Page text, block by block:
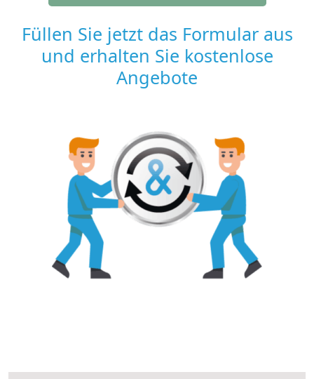
Füllen Sie jetzt das Formular aus
und erhalten Sie kostenlose
Angebote